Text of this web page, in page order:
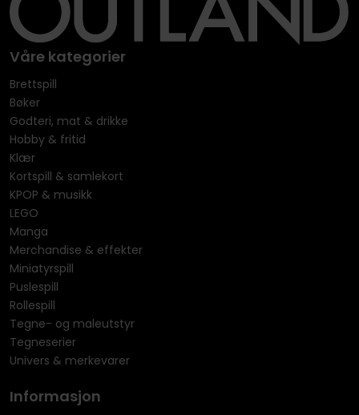
Våre kategorier
Brettspill
Bøker
Godteri, mat & drikke
Hobby & fritid
Klær
Kortspill & samlekort
KPOP & musikk
LEGO
Manga
Merchandise & effekter
Miniatyrspill
Puslespill
Rollespill
Tegne- og maleutstyr
Tegneserier
Univers & merkevarer
Informasjon